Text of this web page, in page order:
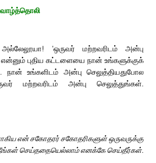
வாழ்த்தொலி
‘ஒருவர் மற்றவரிடம் அன்பு
என்னும் புதிய கட்டளையை நான் உங்களுக்குக்
நான் உங்களிடம் அன்பு செலுத்தியதுபோல
மற்றவரிடம் அன்பு செலுத்துங்கள்.
என் சகோதரர் சகோதரிகளுள் ஒருவருக்கு
செய்ததையெல்லாம் எனக்கே செய்தீர்கள்.